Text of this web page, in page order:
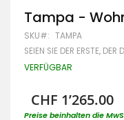
Zum
Anfang
der
Bildgalerie
springen
Tampa -
SKU TAMPA
SEIEN SIE DER ERSTE, DER
VERFÜGBAR
CHF 1’265.00
Preise beinhalten die